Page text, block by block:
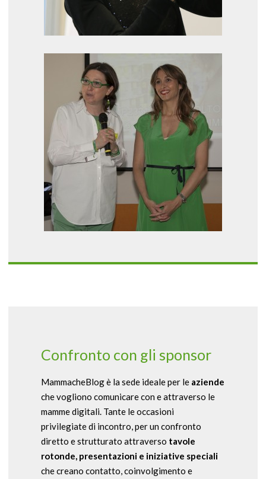
Confronto con gli sponsor
MammacheBlog è la sede ideale per le aziende
che vogliono comunicare con e attraverso le
mamme digitali. Tante le occasioni
privilegiate di incontro, per un confronto
diretto e strutturato attraverso tavole
rotonde, presentazioni e iniziative speciali
che creano contatto, coinvolgimento e